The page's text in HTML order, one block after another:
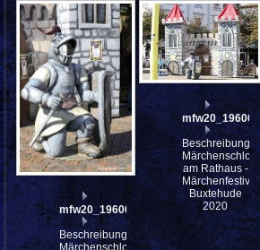
mfw20_196003
Beschreibung:
Märchenschloss
mfw20_196002
Beschreibung:
Märchenschloss
am Rathaus -
Märchenfestival
Buxtehude
2020